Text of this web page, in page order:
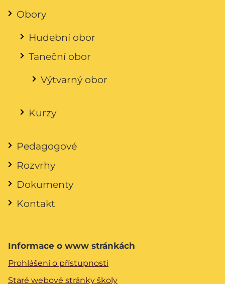
Obory
Hudební obor
Taneční obor
Výtvarný obor
Kurzy
Pedagogové
Rozvrhy
Dokumenty
Kontakt
Informace o www stránkách
Prohlášení o přístupnosti
Staré webové stránky školy